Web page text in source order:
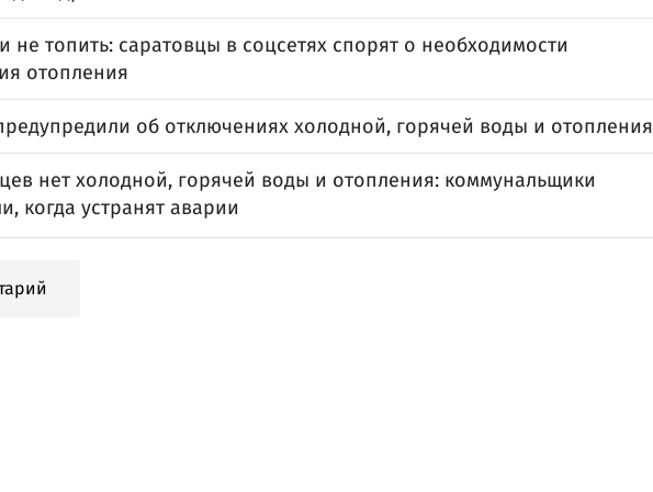
не топить: саратовцы в соцсетях спорят о необходимости
отопления
об отключениях холодной, горячей воды и отопления
нет холодной, горячей воды и отопления: коммунальщики
когда устранят аварии